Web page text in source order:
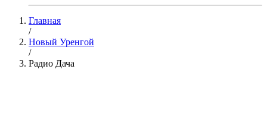
Главная
/
Новый Уренгой
/
Радио Дача